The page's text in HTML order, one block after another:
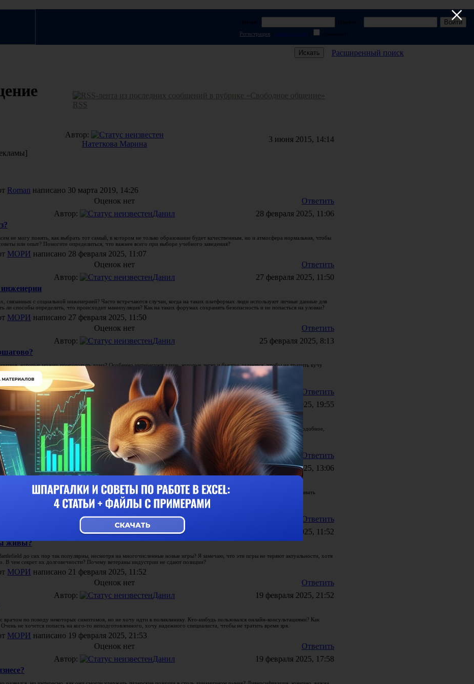
Регистрация
Забыл пароль
Расширенный поиск
RSS
Автор:
Натеткова Марина
3 июня 2015, 14:14
Roman написано 30 марта 2019, 14:26
Оценок нет
Ответить
Автор: Данил
28 февраля 2025, 11:06
не могу понять, как выбрать тот самый, в котором не только образование будет качественным, но и атмосфера нормальная, чтобы
или опыт? Помогите определиться, что важнее всего при выборе учебного заведения?
МОРИ написано 28 февраля 2025, 11:07
Оценок нет
Ответить
Автор: Данил
27 февраля 2025, 11:50
связанных с социальной инженерией? Часто встречаются случаи, когда на таких платформах люди используют личные данные для
ли способы определить, что происходит манипуляция? Как на таких форумах сохранять безопасность и не попасться на уловки?
МОРИ написано 27 февраля 2025, 11:50
Оценок нет
Ответить
Автор: Данил
25 февраля 2025, 8:13
которые можно приготовить дома? Особенно интересуют такие, которые легко и быстро делаются, чтобы не тратить кучу
инструкциями, так легче будет повторить.
МОРИнаписано 25 февраля 2025, 8:13
Оценок нет
Ответить
Автор: Данил
22 февраля 2025, 19:55
в квартире. Совсем не знаю, с чего начать, все эти последствия… Да и цены на такие услуги пугают. Кто делал что-то подобное,
чтобы не переплачивать, но качественно сделали?
МОРИ
написано 22 февраля 2025, 19:56
Оценок нет
Ответить
Автор: Данил
22 февраля 2025, 13:06
в СПб?
пройти мастер-классы в Санкт-Петербурге. Нужен именно тот формат, где тебе помогут поэтапно научиться создавать
подходом. Кто-то уже пробовал такие занятия? Дайте совет, плиз.
написано 22 февраля 2025, 13:29
Оценок нет
Ответить
Автор: Данил
21 февраля 2025, 11:52
живы?
до сих пор так популярны, несмотря на многочисленные новые игры? Я замечаю, что эти игры не теряют актуальности, хотя
В чем секрет их долговечности? Почему ветераны индустрии не сдают позиции?
МОРИ написано 21 февраля 2025, 11:52
Оценок нет
Ответить
Автор: Данил
19 февраля 2025, 21:52
по поводу некоторых симптомов, но не хочу идти в поликлинику. Кто-нибудь пользовался онлайн-консультациями? Как
не хочется попасть на кого-то неподготовленного, хочу надежного специалиста, чтобы не тратить время зря.
МОРИ написано 19 февраля 2025, 21:53
Оценок нет
Ответить
Автор: Данил
19 февраля 2025, 17:58
×